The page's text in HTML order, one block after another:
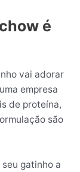
é
vai adorar
empresa
de proteína,
são
gatinho a